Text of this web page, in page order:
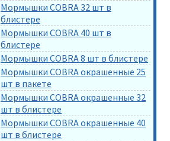
Мормышки COBRA 32 шт в
блистере
Мормышки COBRA 40 шт в
блистере
Мормышки COBRA 8 шт в блистере
Мормышки COBRA окрашенные 25
шт в пакете
Мормышки COBRA окрашенные 32
шт в блистере
Мормышки COBRA окрашенные 40
шт в блистере